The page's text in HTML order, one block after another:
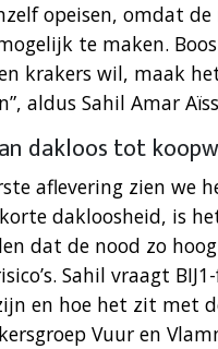
opeisen, omdat
te maken.
krakers wil, maak
aldus Sahil Amar
dakloos tot
aflevering zien we
dakloosheid, is
dat de nood zo
Sahil vraagt
en hoe het zit met
Vuur en